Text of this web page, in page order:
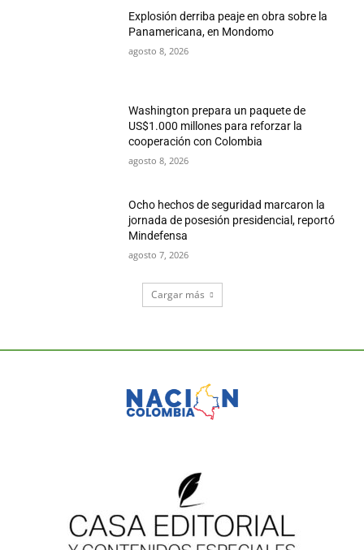
Explosión derriba peaje en obra sobre la
Panamericana, en Mondomo
agosto 8, 2026
Washington prepara un paquete de
US$1.000 millones para reforzar la
cooperación con Colombia
agosto 8, 2026
Ocho hechos de seguridad marcaron la
jornada de posesión presidencial, reportó
Mindefensa
agosto 7, 2026
Cargar más